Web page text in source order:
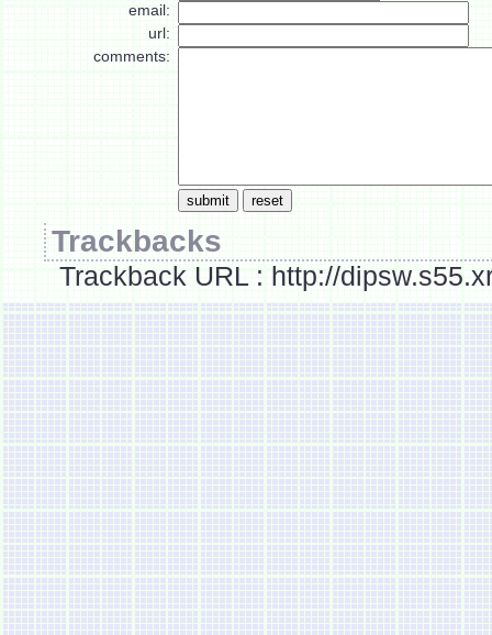
email:
url:
comments:
Trackbacks
Trackback URL : http://